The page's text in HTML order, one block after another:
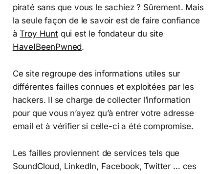
piraté sans que vous le sachiez ? Sûrement. Mais
la seule façon de le savoir est de faire confiance
àTroy Huntqui est le fondateur du site
HaveIBeenPwned.
Ce site regroupe des informations utiles sur
différentes failles connues et exploitées par les
hackers. Il se charge de collecter l’information
pour que vous n’ayez qu’à entrer votre adresse
email et à vérifier si celle-ci a été compromise.
Les failles proviennent de services tels que
SoundCloud, LinkedIn, Facebook, Twitter … ces